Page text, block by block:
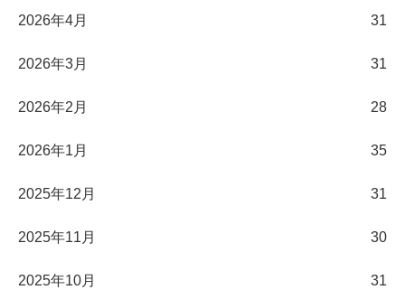
2026年4月 31
2026年3月 31
2026年2月 28
2026年1月 35
2025年12月 31
2025年11月 30
2025年10月 31